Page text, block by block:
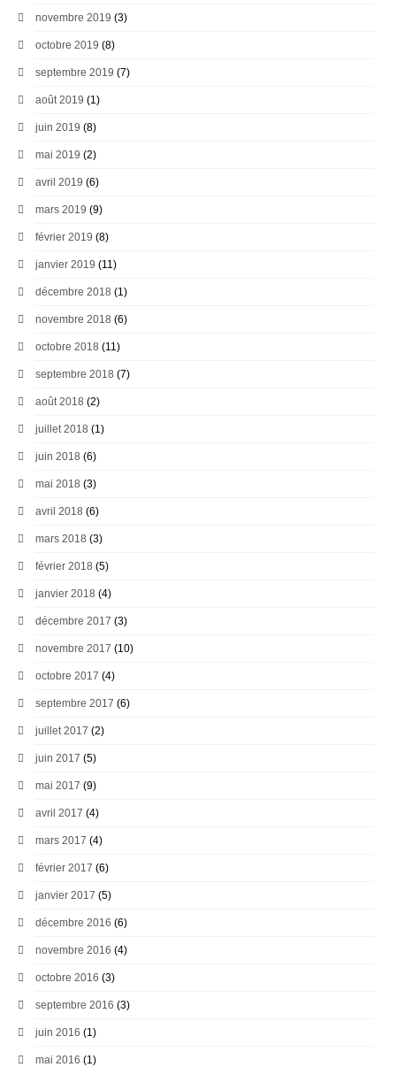
novembre 2019 (3)
octobre 2019 (8)
septembre 2019 (7)
août 2019 (1)
juin 2019 (8)
mai 2019 (2)
avril 2019 (6)
mars 2019 (9)
février 2019 (8)
janvier 2019 (11)
décembre 2018 (1)
novembre 2018 (6)
octobre 2018 (11)
septembre 2018 (7)
août 2018 (2)
juillet 2018 (1)
juin 2018 (6)
mai 2018 (3)
avril 2018 (6)
mars 2018 (3)
février 2018 (5)
janvier 2018 (4)
décembre 2017 (3)
novembre 2017 (10)
octobre 2017 (4)
septembre 2017 (6)
juillet 2017 (2)
juin 2017 (5)
mai 2017 (9)
avril 2017 (4)
mars 2017 (4)
février 2017 (6)
janvier 2017 (5)
décembre 2016 (6)
novembre 2016 (4)
octobre 2016 (3)
septembre 2016 (3)
juin 2016 (1)
mai 2016 (1)